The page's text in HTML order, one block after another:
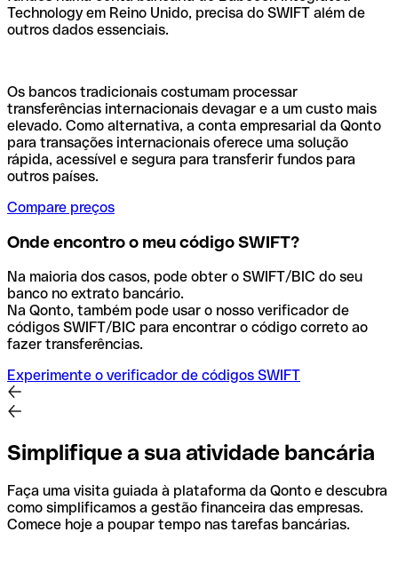
Technology em Reino Unido, precisa do SWIFT além de
outros dados essenciais.
Os bancos tradicionais costumam processar
transferências internacionais devagar e a um custo mais
elevado. Como alternativa, a conta empresarial da Qonto
para transações internacionais oferece uma solução
rápida, acessível e segura para transferir fundos para
outros países.
Compare preços
Onde encontro o meu código SWIFT?
Na maioria dos casos, pode obter o SWIFT/BIC do seu
banco no extrato bancário.
Na Qonto, também pode usar o nosso verificador de
códigos SWIFT/BIC para encontrar o código correto ao
fazer transferências.
Experimente o verificador de códigos SWIFT
Simplifique a sua atividade bancária
Faça uma visita guiada à plataforma da Qonto e descubra
como simplificamos a gestão financeira das empresas.
Comece hoje a poupar tempo nas tarefas bancárias.